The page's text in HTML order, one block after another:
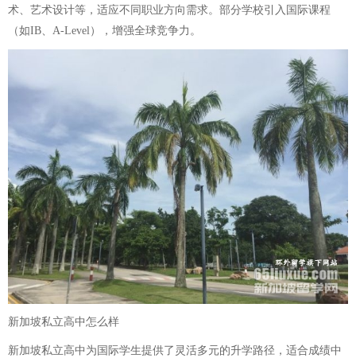
术、艺术设计等，适应不同职业方向需求。部分学校引入国际课程
（如IB、A-Level），增强全球竞争力。
新加坡私立高中怎么样
新加坡私立高中为国际学生提供了灵活多元的升学路径，适合成绩中